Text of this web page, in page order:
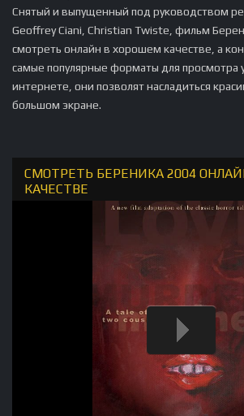
Снятый и выпущенный под руководством
Geoffrey Ciani, Christian Twiste, фильм
смотреть онлайн в хорошем качестве, а
самые популярные форматы для просмотра
интернете, они позволят насладиться
большом экране.
СМОТРЕТЬ БЕРЕНИКА 2004
КАЧЕСТВЕ